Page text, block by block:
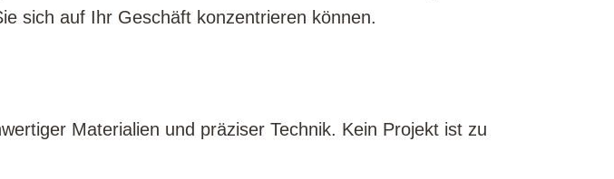
sich auf Ihr Geschäft konzentrieren können.
Materialien und präziser Technik. Kein Projekt ist zu